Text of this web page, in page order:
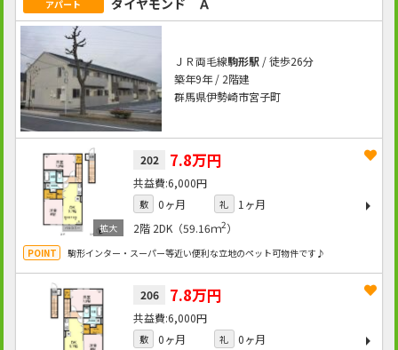
アパート ダイヤモンド Ａ
ＪＲ両毛線駒形駅/ 徒歩26分
築年9年 / 2階建
群馬県伊勢崎市宮子町
202 7.8万円
6,000円
敷 0ヶ月 礼
1ヶ月
2階 2DK（59.16ｍ2）
駒形インター・スーパー等近い便利な立地のペット可物件です♪
206 7.8万円
6,000円
敷 0ヶ月 礼
0ヶ月